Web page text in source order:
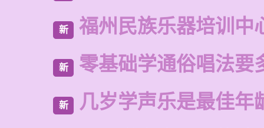
新 福州民族乐器培训中
新 零基础学通俗唱法要
新 几岁学声乐是最佳年